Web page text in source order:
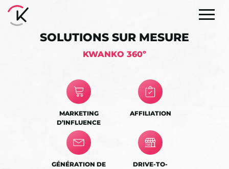
SOLUTIONS SUR MESURE
KWANKO 360º
MARKETING
D’INFLUENCE
AFFILIATION
GÉNÉRATION DE
DRIVE-TO-